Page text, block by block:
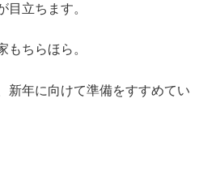
目立ちます。
もちらほら。
新年に向けて準備をすすめてい